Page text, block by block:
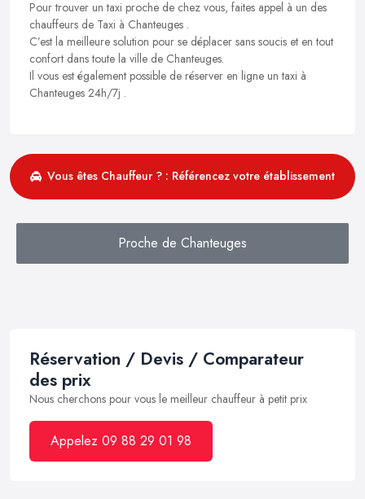
Pour trouver un taxi proche de chez vous, faites appel à un des
chauffeurs de Taxi à Chanteuges .
C’est la meilleure solution pour se déplacer sans soucis et en tout
confort dans toute la ville de Chanteuges.
Il vous est également possible de réserver en ligne un taxi à
Chanteuges 24h/7j .
Vous êtes Chauffeur ? : Référencez votre établissement
Proche de Chanteuges
Réservation / Devis / Comparateur
des prix
Nous cherchons pour vous le meilleur chauffeur à petit prix
Appelez 09 88 29 01 98